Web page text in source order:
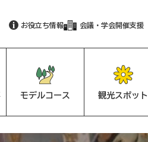
お役立ち情報 会議・学会開催支援
モデルコース 観光スポット